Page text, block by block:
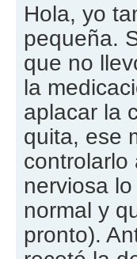
Hola, yo
pequeña.
que no
la
aplacar la
quita, ese
controlarlo
nerviosa
normal y
pronto).